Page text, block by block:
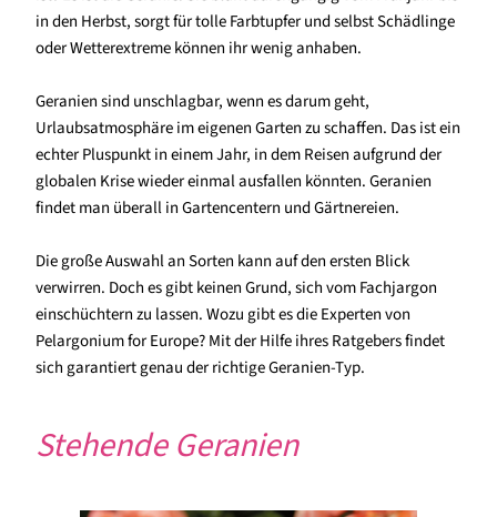
in den Herbst, sorgt für tolle Farbtupfer und selbst Schädlinge
oder Wetterextreme können ihr wenig anhaben.
Geranien sind unschlagbar, wenn es darum geht,
Urlaubsatmosphäre im eigenen Garten zu schaffen. Das ist ein
echter Pluspunkt in einem Jahr, in dem Reisen aufgrund der
globalen Krise wieder einmal ausfallen könnten. Geranien
findet man überall in Gartencentern und Gärtnereien.
Die große Auswahl an Sorten kann auf den ersten Blick
verwirren. Doch es gibt keinen Grund, sich vom Fachjargon
einschüchtern zu lassen. Wozu gibt es die Experten von
Pelargonium for Europe? Mit der Hilfe ihres Ratgebers findet
sich garantiert genau der richtige Geranien-Typ.
Stehende Geranien